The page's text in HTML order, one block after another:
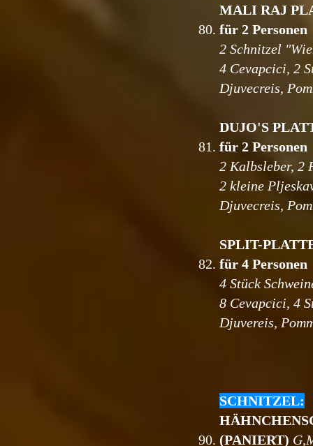
80.
81.
82.
90.
MALI RAJ
für 2 Personen
2 Schnitzel
4 Cevapcici, 2
Djuvecreis,
DUJO'S
für 2 Personen
2 Kalbsleber, 2
2 kleine
Djuvecreis,
SPLIT-
für 4 Personen
4 Stück
8 Cevapcici, 4
Djuvereis,
SCHNITZEL:
(PANIERT)